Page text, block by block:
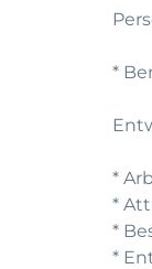
*
*
*
*
*